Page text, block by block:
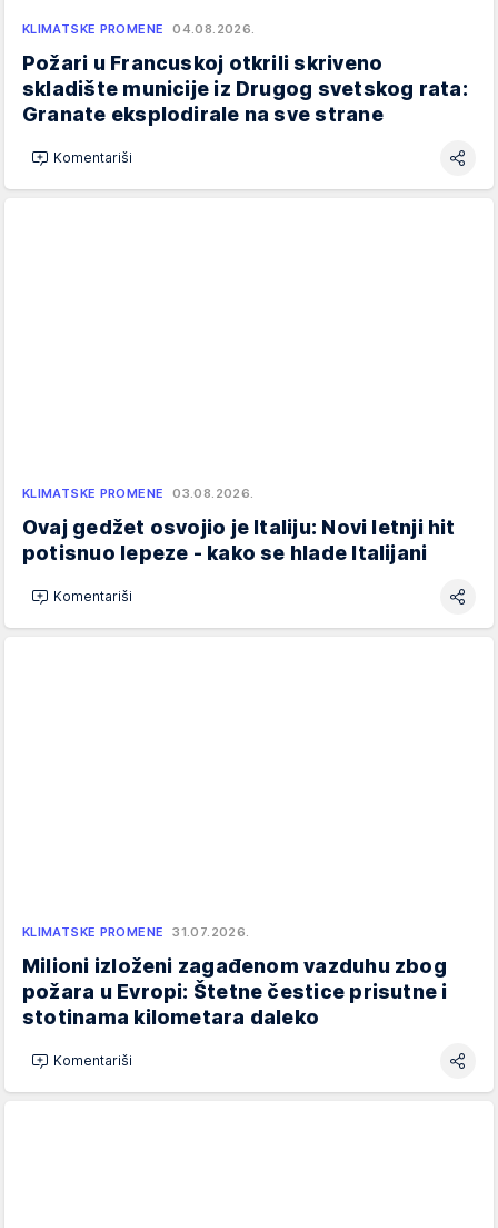
KLIMATSKE PROMENE 04.08.2026.
Požari u Francuskoj otkrili skriveno
skladište municije iz Drugog svetskog rata:
Granate eksplodirale na sve strane
Komentariši
KLIMATSKE PROMENE 03.08.2026.
Ovaj gedžet osvojio je Italiju: Novi letnji hit
potisnuo lepeze - kako se hlade Italijani
Komentariši
KLIMATSKE PROMENE 31.07.2026.
Milioni izloženi zagađenom vazduhu zbog
požara u Evropi: Štetne čestice prisutne i
stotinama kilometara daleko
Komentariši